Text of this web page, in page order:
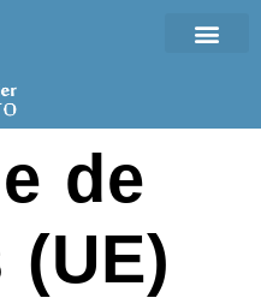
de